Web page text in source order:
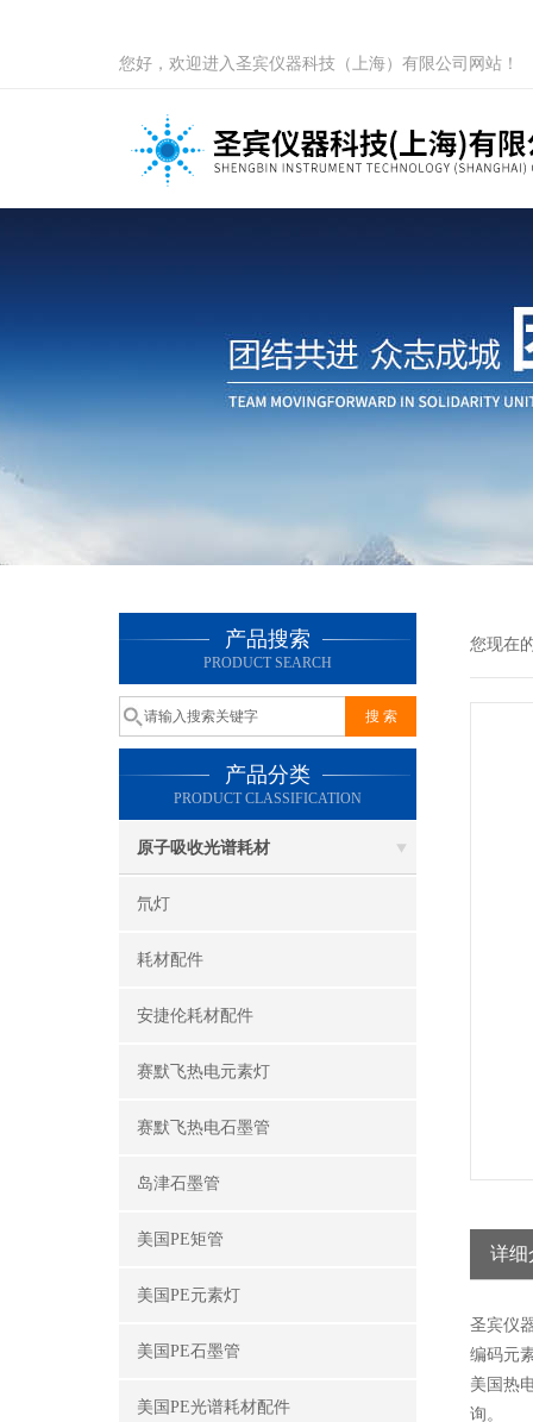
您好，欢迎进入圣宾仪器科技（上海）有限公司网站！
产品搜索
PRODUCT SEARCH
产品分类
PRODUCT CLASSIFICATION
原子吸收光谱耗材
氘灯
耗材配件
安捷伦耗材配件
赛默飞热电元素灯
赛默飞热电石墨管
岛津石墨管
美国PE矩管
美国PE元素灯
美国PE石墨管
美国PE光谱耗材配件
您现在
详细
圣宾仪
编码元
美国热
询。